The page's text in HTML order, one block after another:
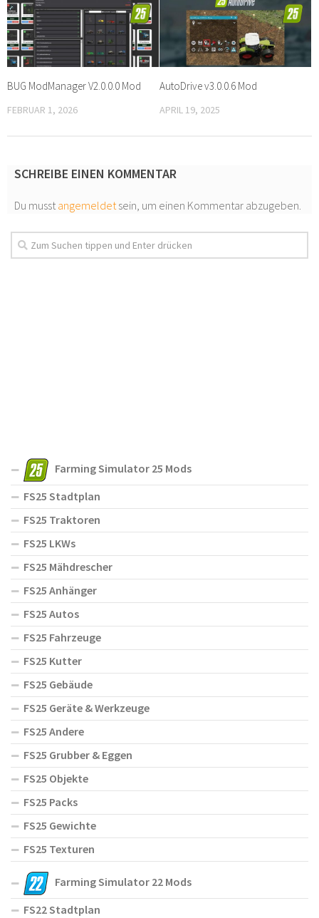
BUG ModManager V2.0.0.0 Mod
FEBRUAR 1, 2026
AutoDrive v3.0.0.6 Mod
APRIL 19, 2025
SCHREIBE EINEN KOMMENTAR
Du musstangemeldetsein, um einen Kommentar abzugeben.
Farming Simulator 25 Mods
FS25 Stadtplan
FS25 Traktoren
FS25 LKWs
FS25 Mähdrescher
FS25 Anhänger
FS25 Autos
FS25 Fahrzeuge
FS25 Kutter
FS25 Gebäude
FS25 Geräte & Werkzeuge
FS25 Andere
FS25 Grubber & Eggen
FS25 Objekte
FS25 Packs
FS25 Gewichte
FS25 Texturen
Farming Simulator 22 Mods
FS22 Stadtplan